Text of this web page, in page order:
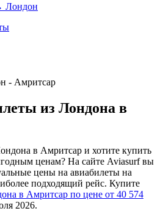
Лондон
- Амритсар
из Лондона в
в Амритсар и хотите купить
ценам? На сайте Aviasurf вы
цены на авиабилеты на
подходящий рейс. Купите
в Амритсар по цене от 40 574
2026.